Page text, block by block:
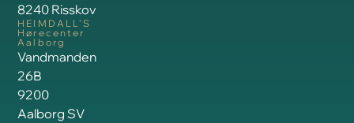
8240 Risskov
HEIMDALL’S
Hørecenter
Aalborg
Vandmanden
26B
9200
Aalborg SV